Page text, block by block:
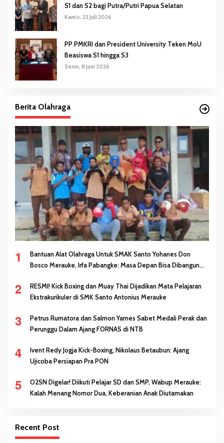
S1 dan S2 bagi Putra/Putri Papua Selatan
Kamis, 23 Juli 2026
PP PMKRI dan President University Teken MoU
Beasiswa S1 hingga S3
Senin, 8 Juni 2026
Berita Olahraga
1
Bantuan Alat Olahraga Untuk SMAK Santo Yohanes Don
Bosco Merauke, Irfa Pabangke: Masa Depan Bisa Dibangun
2
RESMI! Kick Boxing dan Muay Thai Dijadikan Mata Pelajaran
Ekstrakurikuler di SMK Santo Antonius Merauke
3
Petrus Rumatora dan Salmon Yames Sabet Medali Perak dan
Perunggu Dalam Ajang FORNAS di NTB
4
Ivent Redy Jogja Kick-Boxing, Nikolaus Betaubun: Ajang
Ujicoba Persiapan Pra PON
5
O2SN Digelar! Diikuti Pelajar SD dan SMP, Wabup Merauke:
Kalah Menang Nomor Dua, Keberanian Anak Diutamakan
Recent Post